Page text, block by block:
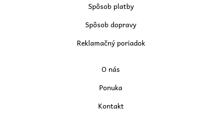
Spôsob platby
Spôsob dopravy
Reklamačný poriadok
O nás
Ponuka
Kontakt